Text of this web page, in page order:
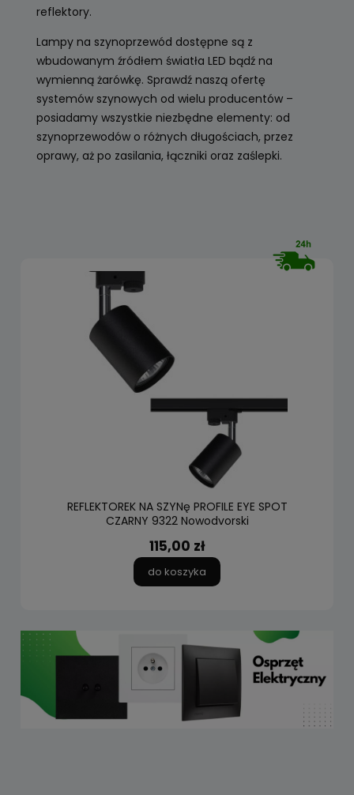
reflektory.
Lampy na szynoprzewód dostępne są z
wbudowanym źródłem światła LED bądź na
wymienną żarówkę. Sprawdź naszą ofertę
systemów szynowych od wielu producentów –
posiadamy wszystkie niezbędne elementy: od
szynoprzewodów o różnych długościach, przez
oprawy, aż po zasilania, łączniki oraz zaślepki.
REFLEKTOREK NA SZYNę PROFILE EYE SPOT
CZARNY 9322 Nowodvorski
115,00 zł
do koszyka